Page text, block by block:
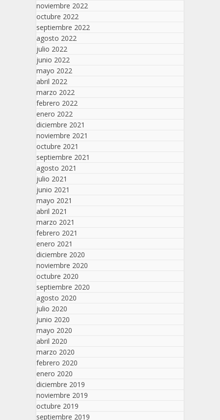
noviembre 2022
octubre 2022
septiembre 2022
agosto 2022
julio 2022
junio 2022
mayo 2022
abril 2022
marzo 2022
febrero 2022
enero 2022
diciembre 2021
noviembre 2021
octubre 2021
septiembre 2021
agosto 2021
julio 2021
junio 2021
mayo 2021
abril 2021
marzo 2021
febrero 2021
enero 2021
diciembre 2020
noviembre 2020
octubre 2020
septiembre 2020
agosto 2020
julio 2020
junio 2020
mayo 2020
abril 2020
marzo 2020
febrero 2020
enero 2020
diciembre 2019
noviembre 2019
octubre 2019
septiembre 2019